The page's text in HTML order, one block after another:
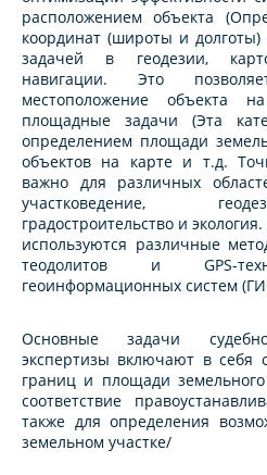
расположением объекта
координат (широты и долготы)
задачей в геодезии,
навигации. Это
местоположение объекта
площадные задачи (Эта
определением площади
объектов на карте и т.д.
важно для различных
участковедение,
градостроительство и
используются различные
теодолитов и GPS-
геоинформационных систем
Основные задачи
экспертизы включают в себя
границ и площади
соответствие
также для определения
земельном участке/